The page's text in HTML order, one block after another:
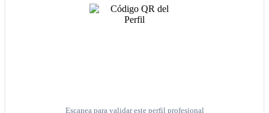
Escanea para validar este perfil profesional